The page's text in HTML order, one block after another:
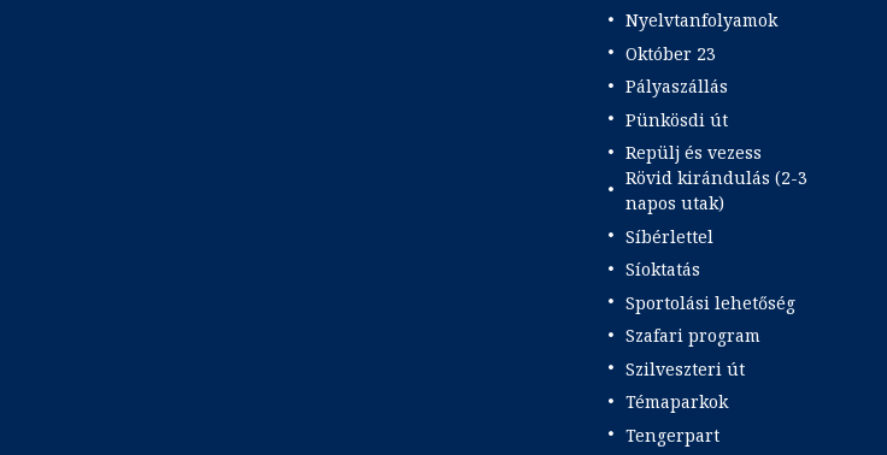
Nyelvtanfolyamok
Október 23
Pályaszállás
Pünkösdi út
Repülj és vezess
Rövid kirándulás (2-3
napos utak)
Síbérlettel
Síoktatás
Sportolási lehetőség
Szafari program
Szilveszteri út
Témaparkok
Tengerpart